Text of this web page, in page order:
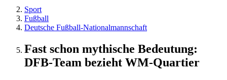
Sport
Fußball
Deutsche Fußball-Nationalmannschaft
Fast schon mythische Bedeutung:
DFB-Team bezieht WM-Quartier